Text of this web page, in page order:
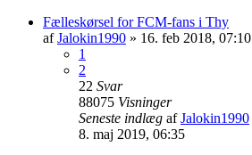
Fælleskørsel for FCM-fans i Thy
afJalokin1990 » 16. feb 2018, 07:10
1
2
22 Svar
88075 Visninger
Seneste indlæg afJalokin1990
8. maj 2019, 06:35